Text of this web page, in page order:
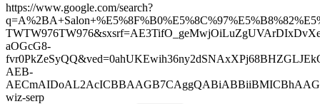
https://www.google.com/search?
aOGcG8-
AEB-
wiz-serp